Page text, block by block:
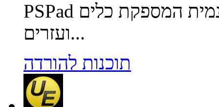
PSPad תוכנת עריכת קוד למתכנתים חינמית המספקת כלים
ועזרים...
תוכנות להורדה